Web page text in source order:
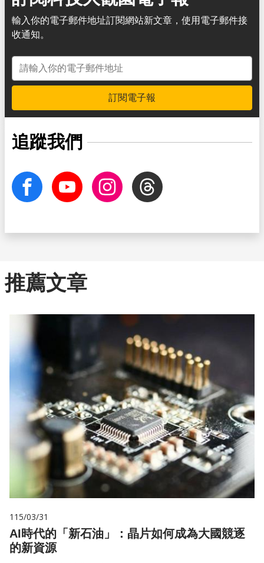
輸入你的電子郵件地址訂閱網站新文章，使用電子郵件接
收通知。
電子郵件地址
訂閱電子報
追蹤我們
facebook Youtube InstagramThreads
推薦文章
115/03/31
AI時代的「新石油」：晶片如何成為大國競逐
的新資源